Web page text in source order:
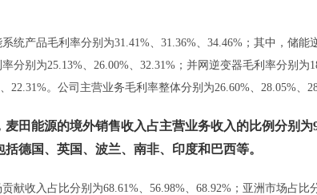
统产品毛利率分别为31.41%、31.36%、34.46%；其中，储能
分别为25.13%、26.00%、32.31%；并网逆变器毛利率分别为
22.31%。公司主营业务毛利率整体分别为26.60%、28.05%、
麦田能源的境外销售收入占主营业务收入的比例分别
德国、英国、波兰、南非、印度和巴西等。
献收入占比分别为68.61%、56.98%、68.92%；亚洲市场占比